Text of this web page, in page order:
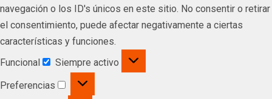
navegación o los ID's únicos en este sitio. No consentir o retirar
el consentimiento, puede afectar negativamente a ciertas
características y funciones.
Funcional
Siempre activo
Preferencias